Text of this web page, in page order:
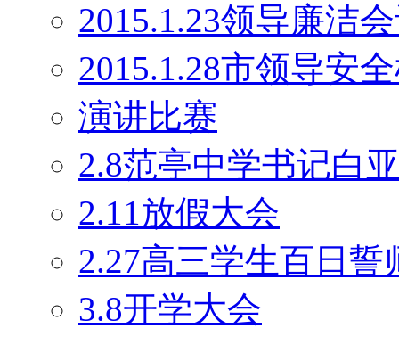
2015.1.23领导廉洁
2015.1.28市领导安
演讲比赛
2.8范亭中学书记白
2.11放假大会
2.27高三学生百日誓
3.8开学大会